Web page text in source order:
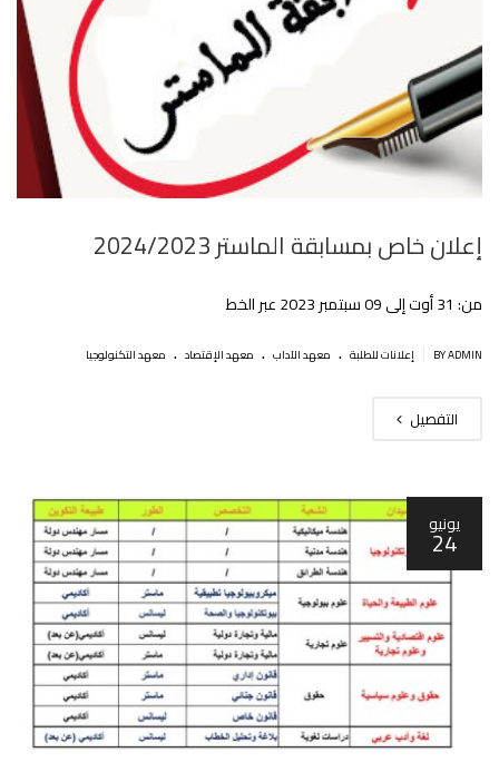
إعلان خاص بمسابقة الماستر 2024/2023
من: 31 أوت إلى 09 سبتمبر 2023 عبر الخط
BY ADMIN إعلانات للطلبة . معهد الآداب . معهد الإقتصاد . معهد التكنولوجيا
التفصيل
يونيو
24